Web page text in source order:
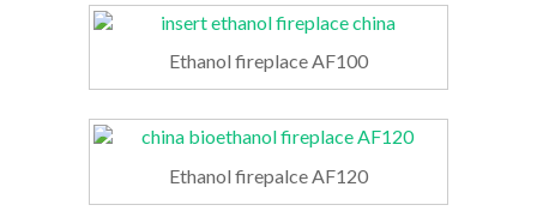
Ethanol fireplace AF100
Ethanol firepalce AF120